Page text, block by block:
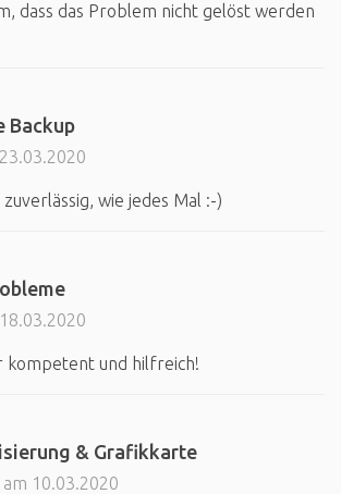
dass das Problem nicht gelöst werden
Backup
wie jedes Mal :-)
kompetent und hilfreich!
& Grafikkarte
10.03.2020